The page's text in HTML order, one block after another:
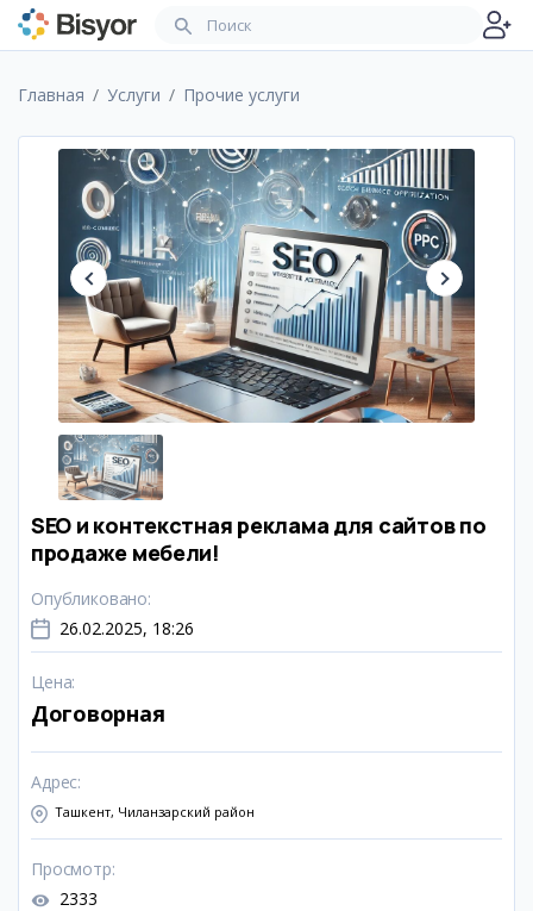
Главная Услуги Прочие услуги
SEO и контекстная реклама для сайтов по
продаже мебели!
Опубликовано:
26.02.2025, 18:26
Цена:
Договорная
Адрес:
Ташкент, Чиланзарский район
Просмотр:
2333